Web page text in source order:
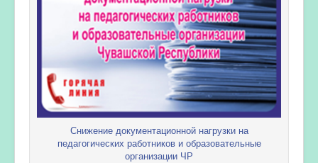
Снижение документационной нагрузки на
педагогических работников и образовательные
организации ЧР